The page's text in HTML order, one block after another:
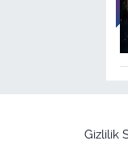
Gizlilik